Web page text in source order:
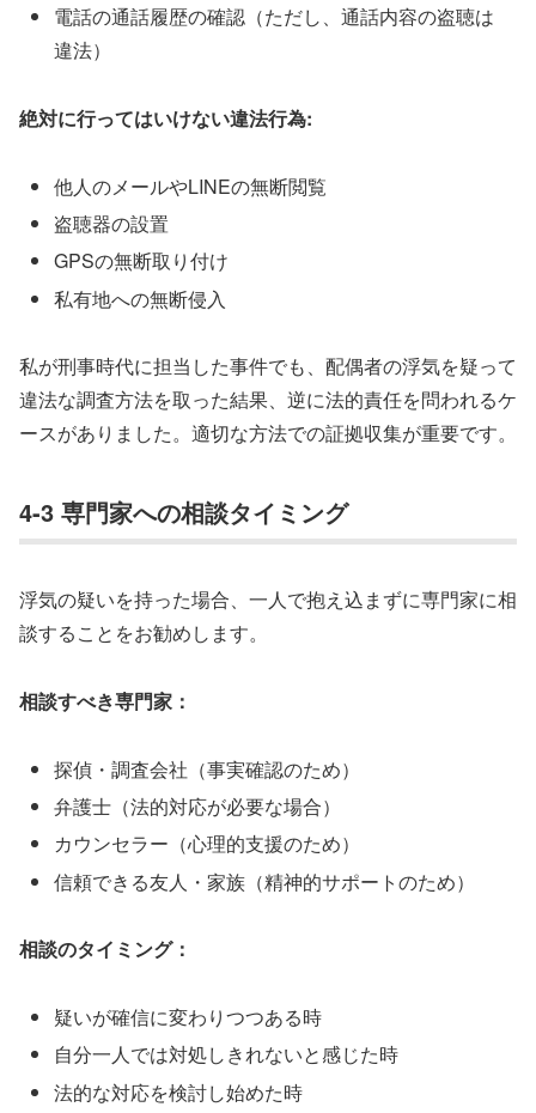
電話の通話履歴の確認（ただし、通話内容の盗聴は
違法）
絶対に行ってはいけない違法行為:
他人のメールやLINEの無断閲覧
盗聴器の設置
GPSの無断取り付け
私有地への無断侵入
私が刑事時代に担当した事件でも、配偶者の浮気を疑って
違法な調査方法を取った結果、逆に法的責任を問われるケ
ースがありました。適切な方法での証拠収集が重要です。
4-3 専門家への相談タイミング
浮気の疑いを持った場合、一人で抱え込まずに専門家に相
談することをお勧めします。
相談すべき専門家：
探偵・調査会社（事実確認のため）
弁護士（法的対応が必要な場合）
カウンセラー（心理的支援のため）
信頼できる友人・家族（精神的サポートのため）
相談のタイミング：
疑いが確信に変わりつつある時
自分一人では対処しきれないと感じた時
法的な対応を検討し始めた時